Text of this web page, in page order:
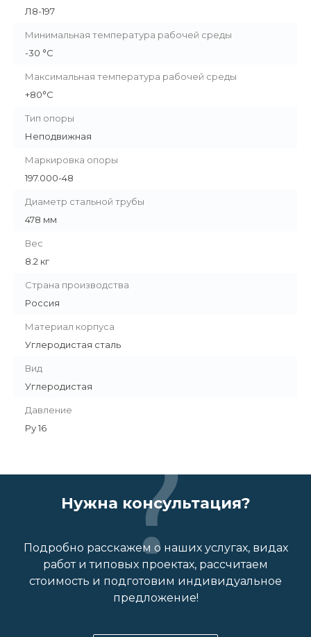
Л8-197
Минимальная температура рабочей среды
-30 °С
Максимальная температура рабочей среды
+80°С
Тип опоры
Неподвижная
Маркировка опоры
197.000-48
Диаметр стальной трубы
478 мм
Вес
8.2 кг
Страна производства
Россия
Материал корпуса
Углеродистая сталь
Вид
Углеродистая
Давление
Ру 16
Нужна консультация?
Подробно расскажем о наших услугах, видах
работ и типовых проектах, рассчитаем
стоимость и подготовим индивидуальное
предложение!